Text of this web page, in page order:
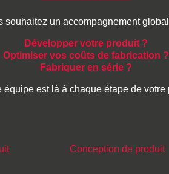
souhaitez un accompagnement
Développer votre produit ?
Optimiser vos coûts de fabrication ?
Fabriquer en série ?
équipe est là à chaque étape de votre
Conception de produit